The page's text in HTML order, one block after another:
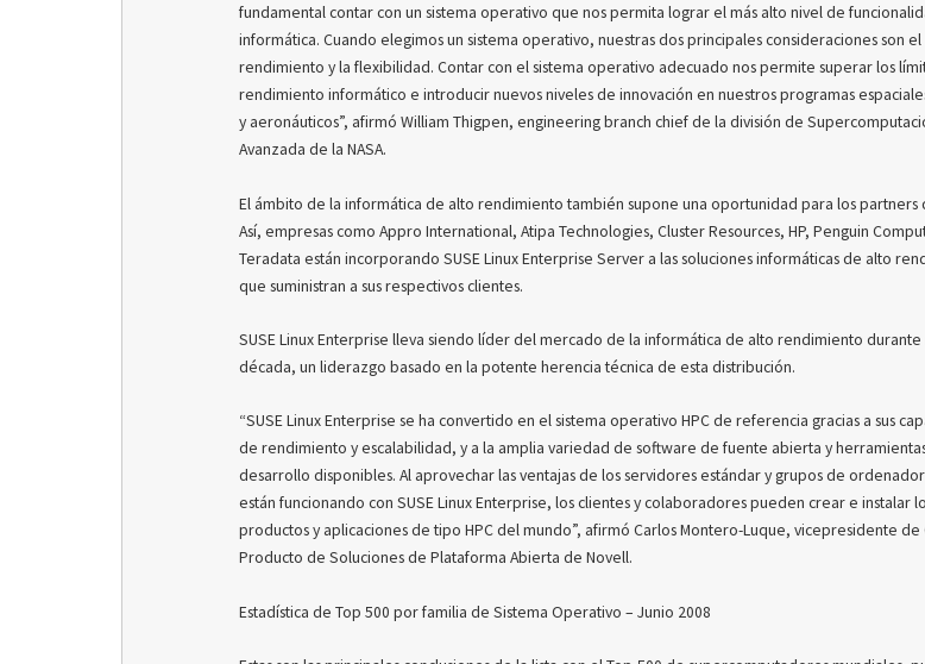
fundamental contar con un sistema operativo que nos permita lograr el más alto nivel de
informática. Cuando elegimos un sistema operativo, nuestras dos principales consideraciones son el
rendimiento y la flexibilidad. Contar con el sistema operativo adecuado nos permite superar los
rendimiento informático e introducir nuevos niveles de innovación en nuestros programas
y aeronáuticos”, afirmó William Thigpen, engineering branch chief de la división de
Avanzada de la NASA.
El ámbito de la informática de alto rendimiento también supone una oportunidad para los partners
Así, empresas como Appro International, Atipa Technologies, Cluster Resources, HP, Penguin
Teradata están incorporando SUSE Linux Enterprise Server a las soluciones informáticas de alto
que suministran a sus respectivos clientes.
SUSE Linux Enterprise lleva siendo líder del mercado de la informática de alto rendimiento durante
década, un liderazgo basado en la potente herencia técnica de esta distribución.
“SUSE Linux Enterprise se ha convertido en el sistema operativo HPC de referencia gracias a sus
de rendimiento y escalabilidad, y a la amplia variedad de software de fuente abierta y
desarrollo disponibles. Al aprovechar las ventajas de los servidores estándar y grupos de
están funcionando con SUSE Linux Enterprise, los clientes y colaboradores pueden crear e instalar
productos y aplicaciones de tipo HPC del mundo”, afirmó Carlos Montero-Luque, vicepresidente de
Producto de Soluciones de Plataforma Abierta de Novell.
Estadística de Top 500 por familia de Sistema Operativo – Junio 2008